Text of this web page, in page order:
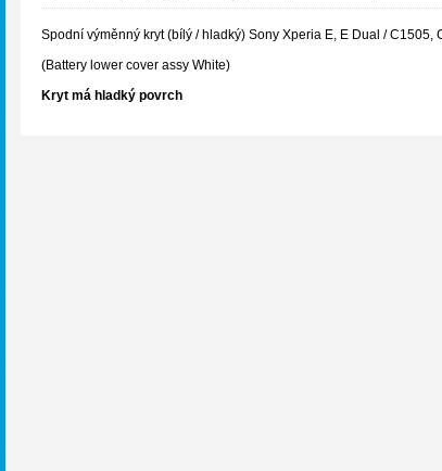
Spodní výměnný kryt (bílý / hladký) Sony Xperia E, E Dual / C1505,
(Battery lower cover assy White)
Kryt má hladký povrch